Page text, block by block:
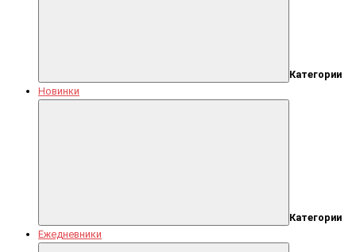
Категории
Новинки
Категории
Ежедневники